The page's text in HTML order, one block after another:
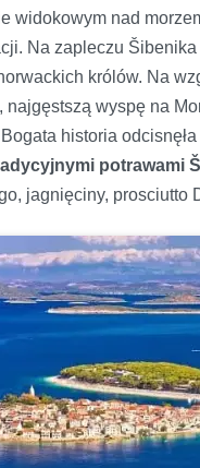
widokowym nad
Na zapleczu
królów. Na
, najgęstszą wyspę na
historia
potrawami
jagnięciny,